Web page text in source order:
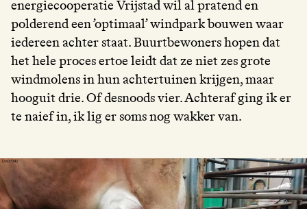
energiecooperatie Vrijstad wil al pratend en
polderend een ’optimaal’ windpark bouwen waar
iedereen achter staat. Buurtbewoners hopen dat
het hele proces ertoe leidt dat ze niet zes grote
windmolens in hun achtertuinen krijgen, maar
hooguit drie. Of desnoods vier. Achteraf ging ik er
te naief in, ik lig er soms nog wakker van.